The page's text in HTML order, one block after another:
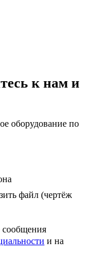
к нам и
оборудование по
файл (чертёж
сообщения
и на